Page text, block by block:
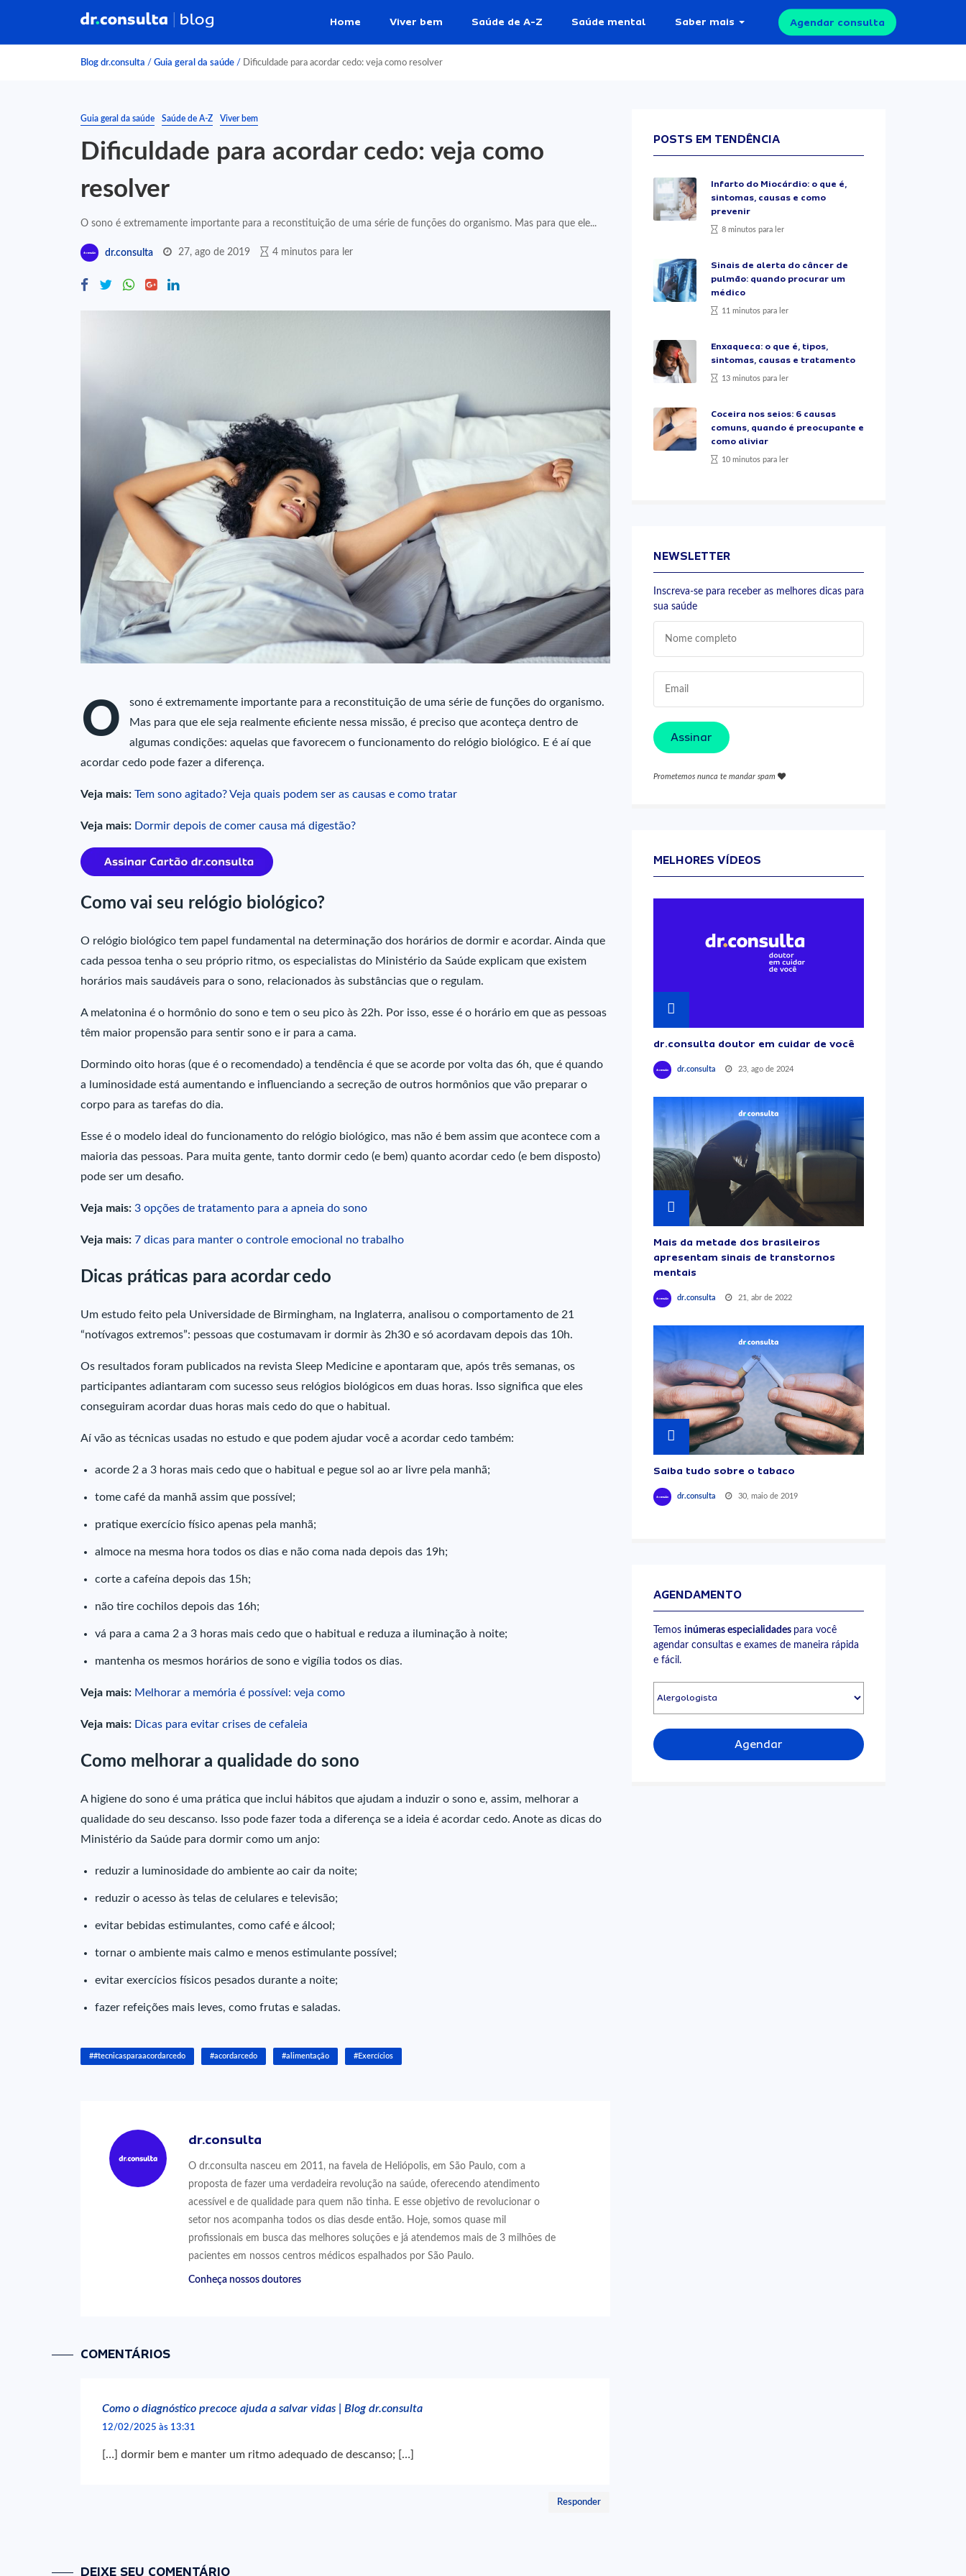
Home Viver bem Saúde de A-Z Saúde mental Saber mais Agendar consulta
Blog dr.consulta / Guia geral da saúde / Dificuldade para acordar cedo: veja como resolver
Guia geral da saúde Saúde de A-Z Viver bem
Dificuldade para acordar cedo: veja como
resolver
O sono é extremamente importante para a reconstituição de uma série de funções do organismo. Mas para que ele...
dr.consulta 27, ago de 2019 4 minutos para ler
O
sono é extremamente importante para a reconstituição de uma série de funções do organismo.
Mas para que ele seja realmente eficiente nessa missão, é preciso que aconteça dentro de
algumas condições: aquelas que favorecem o funcionamento do relógio biológico. E é aí que
acordar cedo pode fazer a diferença.
Veja mais: Tem sono agitado? Veja quais podem ser as causas e como tratar
Veja mais: Dormir depois de comer causa má digestão?
Como vai seu relógio biológico?
O relógio biológico tem papel fundamental na determinação dos horários de dormir e acordar. Ainda que
cada pessoa tenha o seu próprio ritmo, os especialistas do Ministério da Saúde explicam que existem
horários mais saudáveis para o sono, relacionados às substâncias que o regulam.
A melatonina é o hormônio do sono e tem o seu pico às 22h. Por isso, esse é o horário em que as pessoas
têm maior propensão para sentir sono e ir para a cama.
Dormindo oito horas (que é o recomendado) a tendência é que se acorde por volta das 6h, que é quando
a luminosidade está aumentando e influenciando a secreção de outros hormônios que vão preparar o
corpo para as tarefas do dia.
Esse é o modelo ideal do funcionamento do relógio biológico, mas não é bem assim que acontece com a
maioria das pessoas. Para muita gente, tanto dormir cedo (e bem) quanto acordar cedo (e bem disposto)
pode ser um desafio.
Veja mais: 3 opções de tratamento para a apneia do sono
Veja mais: 7 dicas para manter o controle emocional no trabalho
Dicas práticas para acordar cedo
Um estudo feito pela Universidade de Birmingham, na Inglaterra, analisou o comportamento de 21
“notívagos extremos”: pessoas que costumavam ir dormir às 2h30 e só acordavam depois das 10h.
Os resultados foram publicados na revista Sleep Medicine e apontaram que, após três semanas, os
participantes adiantaram com sucesso seus relógios biológicos em duas horas. Isso significa que eles
conseguiram acordar duas horas mais cedo do que o habitual.
Aí vão as técnicas usadas no estudo e que podem ajudar você a acordar cedo também:
acorde 2 a 3 horas mais cedo que o habitual e pegue sol ao ar livre pela manhã;
tome café da manhã assim que possível;
pratique exercício físico apenas pela manhã;
a lmoce na mesma hora todos os dias e não coma nada depois das 19h;
corte a cafeína depois das 15h;
não tire cochilos depois das 16h;
vá para a cama 2 a 3 horas mais cedo que o habitual e reduza a iluminação à noite;
mantenha os mesmos horários de sono e vigília todos os dias.
Veja mais: Melhorar a memória é possível: veja como
Veja mais: Dicas para evitar crises de cefaleia
Como melhorar a qualidade do sono
A higiene do sono é uma prática que inclui hábitos que ajudam a induzir o sono e, assim, melhorar a
qualidade do seu descanso. Isso pode fazer toda a diferença se a ideia é acordar cedo. Anote as dicas do
Ministério da Saúde para dormir como um anjo:
reduzir a luminosidade do ambiente ao cair da noite;
reduzir o acesso às telas de celulares e televisão;
evitar bebidas estimulantes, como café e álcool;
tornar o ambiente mais calmo e menos estimulante possível;
evitar exercícios físicos pesados durante a noite;
fazer refeições mais leves, como frutas e saladas.
##tecnicasparaacordarcedo #acordarcedo #alimentação #Exercícios
dr.consulta
O dr.consulta nasceu em 2011, na favela de Heliópolis, em São Paulo, com a
proposta de fazer uma verdadeira revolução na saúde, oferecendo atendimento
acessível e de qualidade para quem não tinha. E esse objetivo de revolucionar o
setor nos acompanha todos os dias desde então. Hoje, somos quase mil
profissionais em busca das melhores soluções e já atendemos mais de 3 milhões de
pacientes em nossos centros médicos espalhados por São Paulo.
Conheça nossos doutores
COMENTÁRIOS
Como o diagnóstico precoce ajuda a salvar vidas | Blog dr.consulta
12/02/2025 às 13:31
[…] dormir bem e manter um ritmo adequado de descanso; […]
Responder
DEIXE SEU COMENTÁRIO
POSTS EM TENDÊNCIA
Infarto do Miocárdio: o que é,
sintomas, causas e como
prevenir
8 minutos para ler
Sinais de alerta do câncer de
pulmão: quando procurar um
médico
11 minutos para ler
Enxaqueca: o que é, tipos,
sintomas, causas e tratamento
13 minutos para ler
Coceira nos seios: 6 causas
comuns, quando é preocupante e
como aliviar
10 minutos para ler
NEWSLETTER
Inscreva-se para receber as melhores dicas para
sua saúde
Assinar
Prometemos nunca te mandar spam
MELHORES VÍDEOS
dr.consulta doutor em cuidar de você
dr.consulta 23, ago de 2024
Mais da metade dos brasileiros
apresentam sinais de transtornos
mentais
dr.consulta 21, abr de 2022
Saiba tudo sobre o tabaco
dr.consulta 30, maio de 2019
AGENDAMENTO
Temos inúmeras especialidades para você
agendar consultas e exames de maneira rápida
e fácil.
Agendar